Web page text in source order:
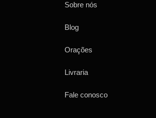
Sobre nós
Blog
Orações
Livraria
Fale conosco